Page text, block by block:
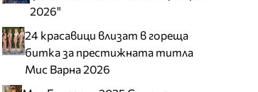
2026"
24 красавици влизат в гореща
битка за престижната титла
Мис Варна 2026